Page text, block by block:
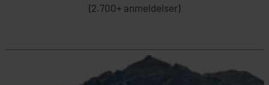
(2.700+ anmeldelser)